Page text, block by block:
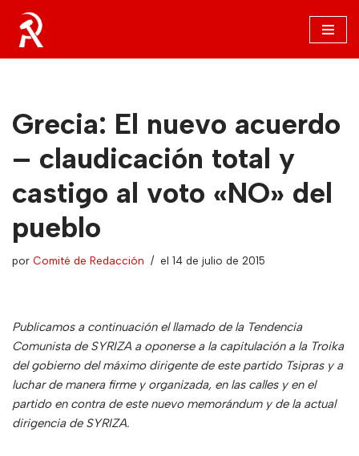
Saltar
al
Grecia: El nuevo acuerdo
– claudicación total y
castigo al voto «NO» del
pueblo
por Comité de Redacción el 14 de julio de 2015
Publicamos a continuación el llamado de la Tendencia
Comunista de SYRIZA a oponerse a la capitulación a la Troika
del gobierno del máximo dirigente de este partido Tsipras y a
luchar de manera firme y organizada, en las calles y en el
partido en contra de este nuevo memorándum y de la actual
dirigencia de SYRIZA.